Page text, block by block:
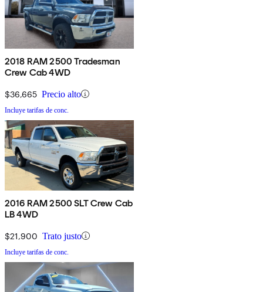
2018 RAM 2500 Tradesman
Crew Cab 4WD
$36,665 Precio alto
Incluye tarifas de conc.
2016 RAM 2500 SLT Crew Cab
LB 4WD
$21,900 Trato justo
Incluye tarifas de conc.